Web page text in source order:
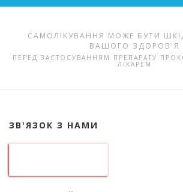
САМОЛІКУВАННЯ МОЖЕ БУТИ
ВАШОГО ЗДОРОВ'Я
ПЕРЕД ЗАСТОСУВАННЯМ ПРЕПАРАТУ
ЛІКАРЕМ
ЗВ'ЯЗОК З НАМИ
Контактна інформація
б-р Лесі Українки, 9